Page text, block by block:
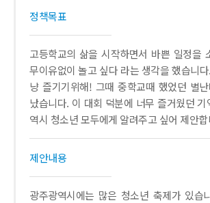
정책목표
고등학교의 삶을 시작하면서 바쁜 일정을
무이유없이 놀고 싶다 라는 생각을 했습니
냥 즐기기위해! 그때 중학교때 했었던 별
났습니다. 이 대회 덕분에 너무 즐거웠던
역시 청소년 모두에게 알려주고 싶어 제안
제안내용
광주광역시에는 많은 청소년 축제가 있습